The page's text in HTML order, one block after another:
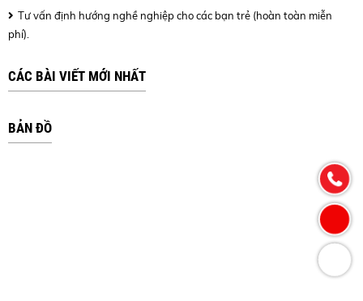
Tư vấn định hướng nghề nghiệp cho các bạn trẻ (hoàn toàn miễn
phí).
CÁC BÀI VIẾT MỚI NHẤT
BẢN ĐỒ